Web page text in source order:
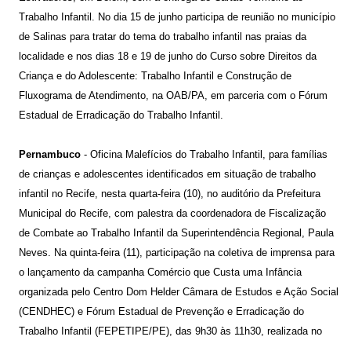
Trabalho Infantil. No dia 15 de junho participa de reunião no município
de Salinas para tratar do tema do trabalho infantil nas praias da
localidade e nos dias 18 e 19 de junho do Curso sobre Direitos da
Criança e do Adolescente: Trabalho Infantil e Construção de
Fluxograma de Atendimento, na OAB/PA, em parceria com o Fórum
Estadual de Erradicação do Trabalho Infantil.
Pernambuco - Oficina Malefícios do Trabalho Infantil, para famílias
de crianças e adolescentes identificados em situação de trabalho
infantil no Recife, nesta quarta-feira (10), no auditório da Prefeitura
Municipal do Recife, com palestra da coordenadora de Fiscalização
de Combate ao Trabalho Infantil da Superintendência Regional, Paula
Neves. Na quinta-feira (11), participação na coletiva de imprensa para
o lançamento da campanha Comércio que Custa uma Infância
organizada pelo Centro Dom Helder Câmara de Estudos e Ação Social
(CENDHEC) e Fórum Estadual de Prevenção e Erradicação do
Trabalho Infantil (FEPETIPE/PE), das 9h30 às 11h30, realizada no